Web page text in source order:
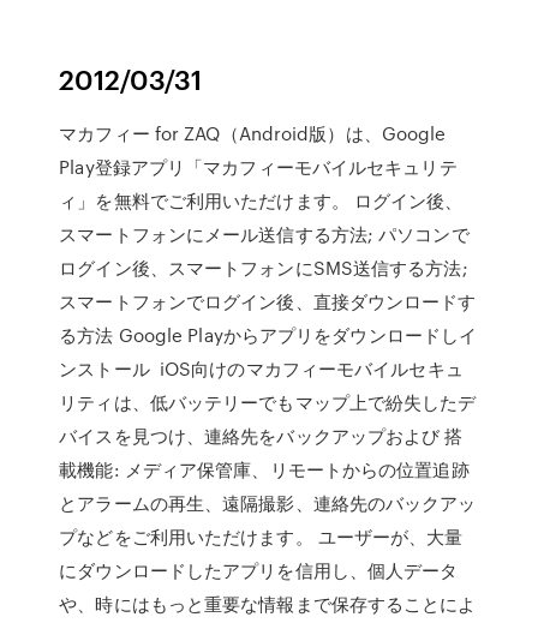
2012/03/31
マカフィー for ZAQ（Android版）は、Google
Play登録アプリ「マカフィーモバイルセキュリテ
ィ」を無料でご利用いただけます。 ログイン後、
スマートフォンにメール送信する方法; パソコンで
ログイン後、スマートフォンにSMS送信する方法;
スマートフォンでログイン後、直接ダウンロードす
る方法 Google Playからアプリをダウンロードしイ
ンストール iOS向けのマカフィーモバイルセキュ
リティは、低バッテリーでもマップ上で紛失したデ
バイスを見つけ、連絡先をバックアップおよび 搭
載機能: メディア保管庫、リモートからの位置追跡
とアラームの再生、遠隔撮影、連絡先のバックアッ
プなどをご利用いただけます。 ユーザーが、大量
にダウンロードしたアプリを信用し、個人データ
や、時にはもっと重要な情報まで保存することによ